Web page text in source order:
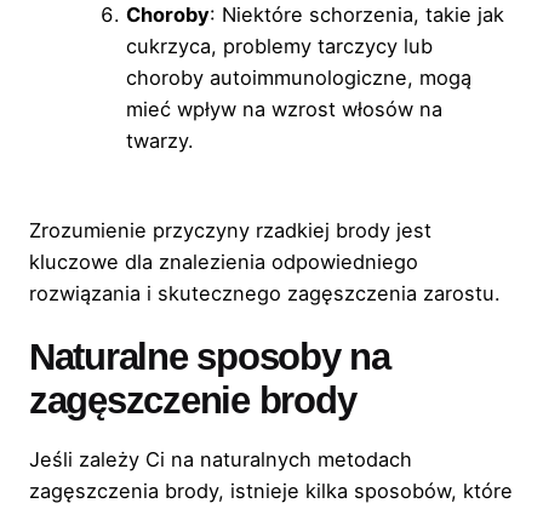
Choroby: Niektóre schorzenia, takie jak
cukrzyca, problemy tarczycy lub
choroby autoimmunologiczne, mogą
mieć wpływ na wzrost włosów na
twarzy.
Zrozumienie przyczyny rzadkiej brody jest
kluczowe dla znalezienia odpowiedniego
rozwiązania i skutecznego zagęszczenia zarostu.
Naturalne sposoby na
zagęszczenie brody
Jeśli zależy Ci na naturalnych metodach
zagęszczenia brody, istnieje kilka sposobów, które